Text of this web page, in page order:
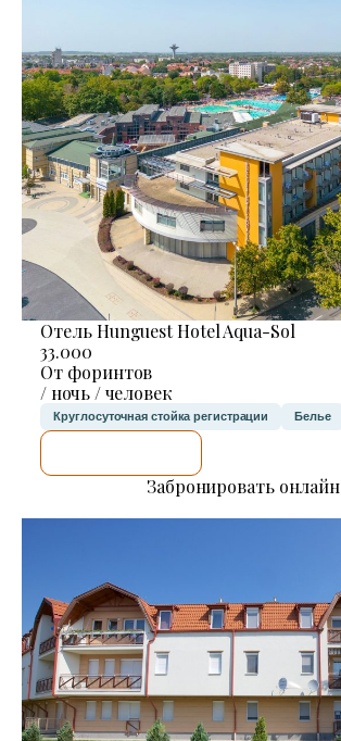
Отель Hunguest Hotel Aqua-Sol
33.000
От форинтов
/ ночь / человек
Круглосуточная стойка регистрации Белье
Забронировать онлайн